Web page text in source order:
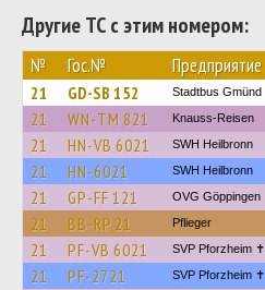
Другие ТС с этим номером:
№ Гос.№ Предприятие
21 GD-SB 152 Stadtbus Gmünd
21 WN-TM 821 Knauss-Reisen
21 HN-VB 6021 SWH Heilbronn
21 HN-6021 SWH Heilbronn
21 GP-FF 121 OVG Göppingen
21 BB-RP 21 Pflieger
21 PF-VB 6021 SVP Pforzheim ✝
21 PF-2721 SVP Pforzheim ✝